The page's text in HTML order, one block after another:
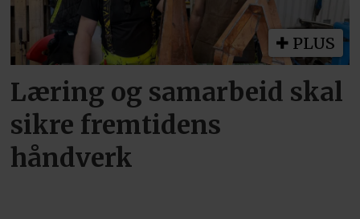
PLUS
Læring og samarbeid skal
sikre fremtidens
håndverk